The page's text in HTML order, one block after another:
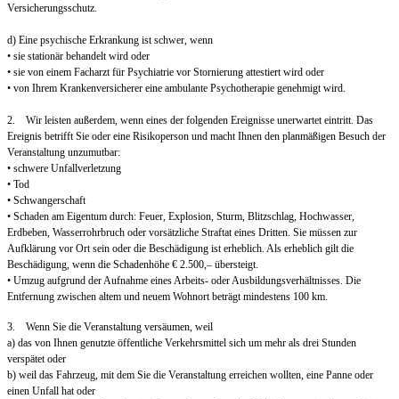
Versicherungsschutz.
d) Eine psychische Erkrankung ist schwer, wenn
• sie stationär behandelt wird oder
• sie von einem Facharzt für Psychiatrie vor Stornierung attestiert wird oder
• von Ihrem Krankenversicherer eine ambulante Psychotherapie genehmigt wird.
2. Wir leisten außerdem, wenn eines der folgenden Ereignisse unerwartet eintritt. Das
Ereignis betrifft Sie oder eine Risikoperson und macht Ihnen den planmäßigen Besuch der
Veranstaltung unzumutbar:
• schwere Unfallverletzung
• Tod
• Schwangerschaft
• Schaden am Eigentum durch: Feuer, Explosion, Sturm, Blitzschlag, Hochwasser,
Erdbeben, Wasserrohrbruch oder vorsätzliche Straftat eines Dritten. Sie müssen zur
Aufklärung vor Ort sein oder die Beschädigung ist erheblich. Als erheblich gilt die
Beschädigung, wenn die Schadenhöhe € 2.500,– übersteigt.
• Umzug aufgrund der Aufnahme eines Arbeits- oder Ausbildungsverhältnisses. Die
Entfernung zwischen altem und neuem Wohnort beträgt mindestens 100 km.
3. Wenn Sie die Veranstaltung versäumen, weil
a) das von Ihnen genutzte öffentliche Verkehrsmittel sich um mehr als drei Stunden
verspätet oder
b) weil das Fahrzeug, mit dem Sie die Veranstaltung erreichen wollten, eine Panne oder
einen Unfall hat oder